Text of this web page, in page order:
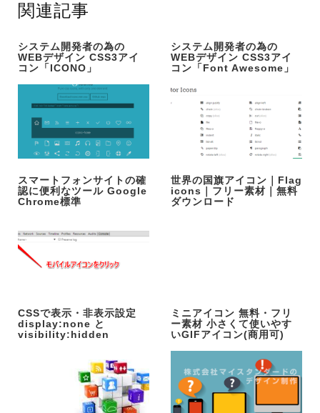
関連記事
システム開発者の為の
WEBデザイン CSS3アイ
コン「ICONO」
システム開発者の為の
WEBデザイン CSS3アイ
コン「Font Awesome」
スマートフォンサイトの確
認に便利なツール Google
Chrome標準
世界の国旗アイコン｜Flag
icons｜フリー素材｜無料
ダウンロード
CSSで表示・非表示設定
display:none と
visibility:hidden
ミニアイコン 無料・フリ
ー素材 小さくて使いやす
いGIFアイコン(商用可)